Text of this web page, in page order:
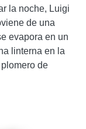
la noche, Luigi
de una
evapora en un
linterna en la
de